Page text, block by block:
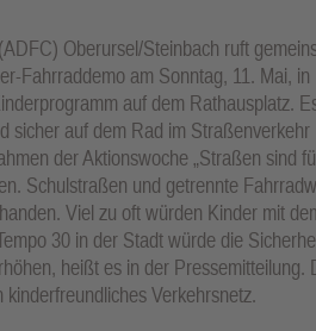
Oberursel/Steinbach ruft
Fahrraddemo am Sonntag, 11. Mai, in
auf dem Rathausplatz.
sicher auf dem Rad im Straßenverkehr
der Aktionswoche „Straßen sind
Schulstraßen und getrennte
Viel zu oft würden Kinder mit
30 in der Stadt würde die
heißt es in der Pressemitteilung.
Verkehrsnetz.